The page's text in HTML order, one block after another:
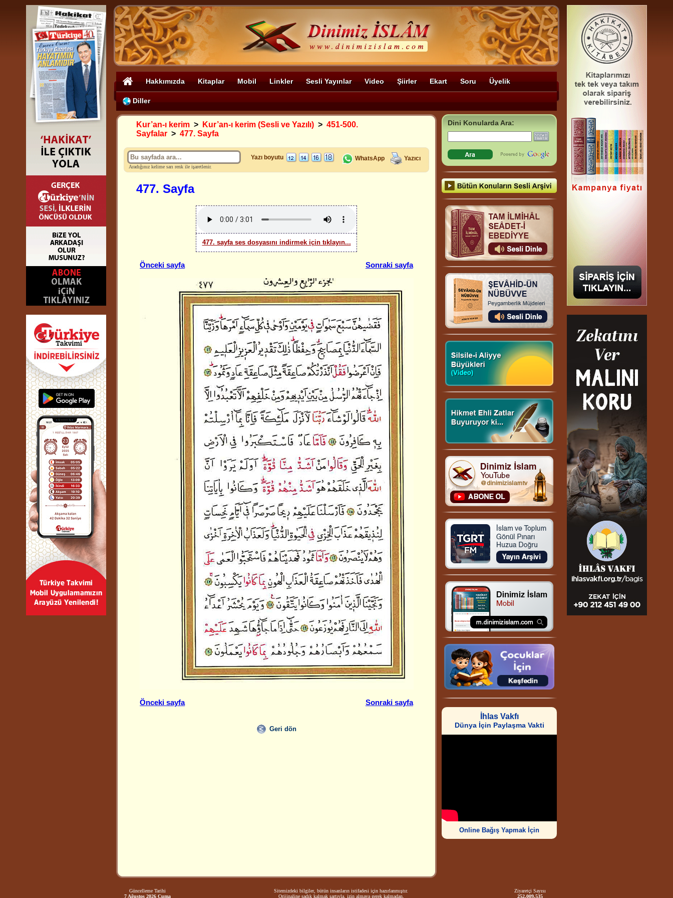
Hakkımızda Kitaplar Mobil Linkler Sesli Yayınlar Video Şiirler Ekart Soru Üyelik
Diller
Kur’an-ı kerim > Kur’an-ı kerim (Sesli ve Yazılı) > 451-500.
Sayfalar > 477. Sayfa
Aradığınız kelime sarı renk ile işaretlenir.
Yazı boyutu WhatsApp Yazıcı
477. Sayfa
477. sayfa ses dosyasını indirmek için tıklayın...
Önceki sayfa Sonraki sayfa
Önceki sayfa Sonraki sayfa
Geri dön
Dini Konularda Ara:
İhlas Vakfı
Dünya İçin Paylaşma Vakti
Online Bağış Yapmak İçin
Güncelleme Tarihi
7 Ağustos 2026 Cuma
Sitemizdeki bilgiler, bütün insanların istifadesi için hazırlanmıştır.
Orijinaline sadık kalmak şartıyla, izin almaya gerek kalmadan,
Ziyaretçi Sayısı
252.009.535